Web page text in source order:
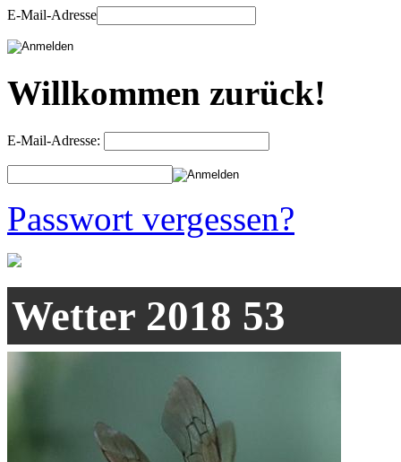
E-Mail-Adresse
Willkommen zurück!
E-Mail-Adresse:
Passwort vergessen?
Wetter 2018 53